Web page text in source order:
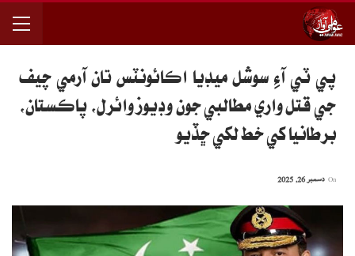
پي ٽي آءِ سوشل ميڊيا اڪائونٽس تان آرمي چيف
جي قتل واري مطالبي جون وڊيوز وائرل، پاڪستان،
برطانيا کي خط لکي ڇڏيو